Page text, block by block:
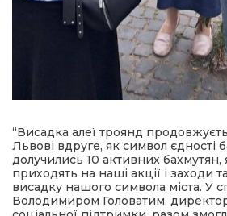
“Висадка алеї троянд
Львові вдруге, як символ єдності
долучились 10 активних бахмутян,
приходять на наші акції і заходи
висадку нашого символа міста. У
Володимиром Головатим,